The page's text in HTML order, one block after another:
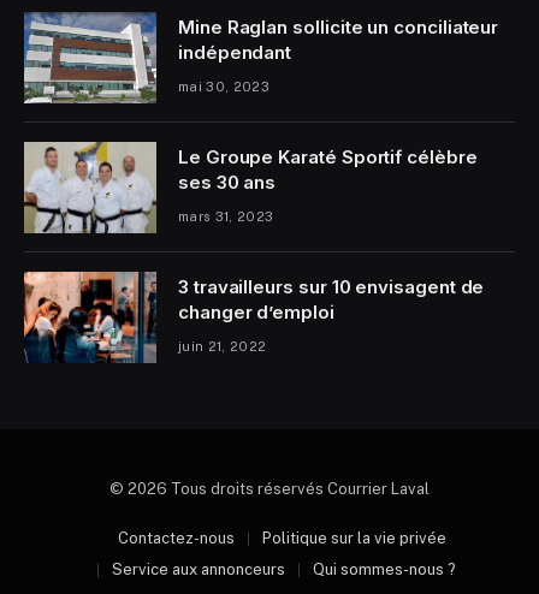
Mine Raglan sollicite un conciliateur
indépendant
mai 30, 2023
Le Groupe Karaté Sportif célèbre
ses 30 ans
mars 31, 2023
3 travailleurs sur 10 envisagent de
changer d’emploi
juin 21, 2022
© 2026 Tous droits réservés Courrier Laval
Contactez-nous
Politique sur la vie privée
Service aux annonceurs
Qui sommes-nous ?